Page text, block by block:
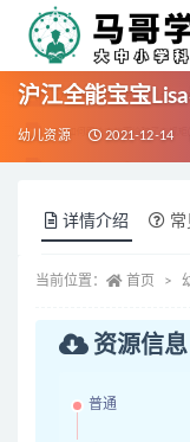
沪江全能宝宝
幼儿资源 2021-12-14
详情介绍 常
当前位置： 首页
资源信息
普通
全部